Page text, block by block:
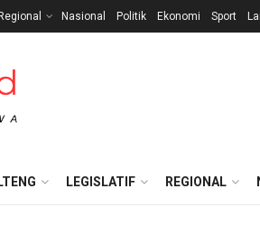
Regional Nasional Politik Ekonomi Sport
LEGISLATIF REGIONAL